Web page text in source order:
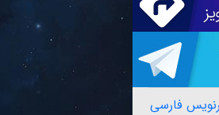
فارسی